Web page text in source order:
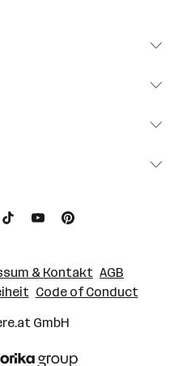
& Kontakt AGB
Code of Conduct
GmbH